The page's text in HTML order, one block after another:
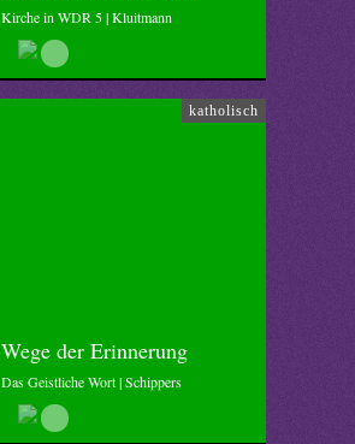
Kirche in WDR 5 | Kluitmann
katholisch
Wege der Erinnerung
Das Geistliche Wort | Schippers